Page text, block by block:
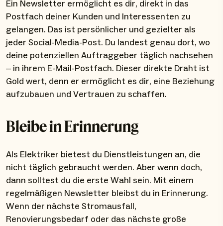
Ein Newsletter ermöglicht es dir, direkt in das
Postfach deiner Kunden und Interessenten zu
gelangen. Das ist persönlicher und gezielter als
jeder Social-Media-Post. Du landest genau dort, wo
deine potenziellen Auftraggeber täglich nachsehen
– in ihrem E-Mail-Postfach. Dieser direkte Draht ist
Gold wert, denn er ermöglicht es dir, eine Beziehung
aufzubauen und Vertrauen zu schaffen.
Bleibe in Erinnerung
Als Elektriker bietest du Dienstleistungen an, die
nicht täglich gebraucht werden. Aber wenn doch,
dann solltest du die erste Wahl sein. Mit einem
regelmäßigen Newsletter bleibst du in Erinnerung.
Wenn der nächste Stromausfall,
Renovierungsbedarf oder das nächste große